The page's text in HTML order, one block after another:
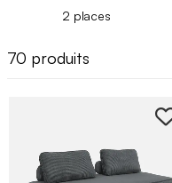
2 places
70 produits